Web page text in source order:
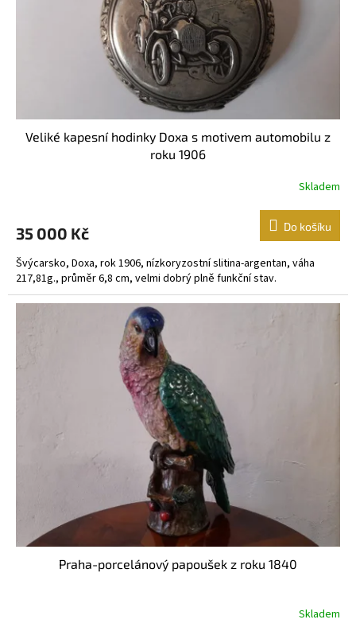
Veliké kapesní hodinky Doxa s motivem automobilu z
roku 1906
Skladem
35 000 Kč Do košíku
Švýcarsko, Doxa, rok 1906, nízkoryzostní slitina-argentan, váha
217,81g., průměr 6,8 cm, velmi dobrý plně funkční stav.
Praha-porcelánový papoušek z roku 1840
Skladem